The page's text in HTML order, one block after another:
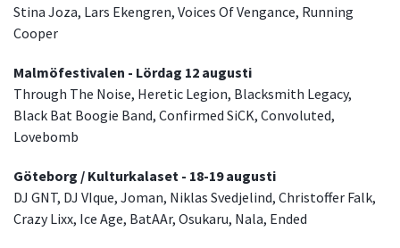
Stina Joza, Lars Ekengren, Voices Of Vengance, Running
Cooper
Malmöfestivalen - Lördag 12 augusti
Through The Noise, Heretic Legion, Blacksmith Legacy,
Black Bat Boogie Band, Confirmed SiCK, Convoluted,
Lovebomb
Göteborg / Kulturkalaset - 18-19 augusti
DJ GNT, DJ VIque, Joman, Niklas Svedjelind, Christoffer Falk,
Crazy Lixx, Ice Age, BatAAr, Osukaru, Nala, Ended